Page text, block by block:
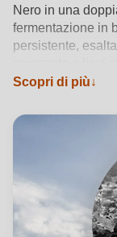
Nero in una
fermentazione in
persistente,
alcol, si serve
uno stile
territorio e la
autentico da
Vedi dettagli del
Scopri di più